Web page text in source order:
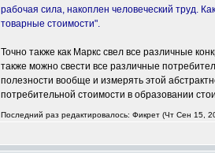
рабочая сила, накоплен человеческий труд.
товарные стоимости".
Точно также как Маркс свел все различные
также можно свести все различные
полезности вообще и измерять этой
потребительной стоимости в образовании
Последний раз редактировалось: Фикрет (Чт Сен 15,